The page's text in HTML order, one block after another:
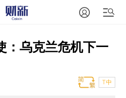
：乌克兰危机下一
T中